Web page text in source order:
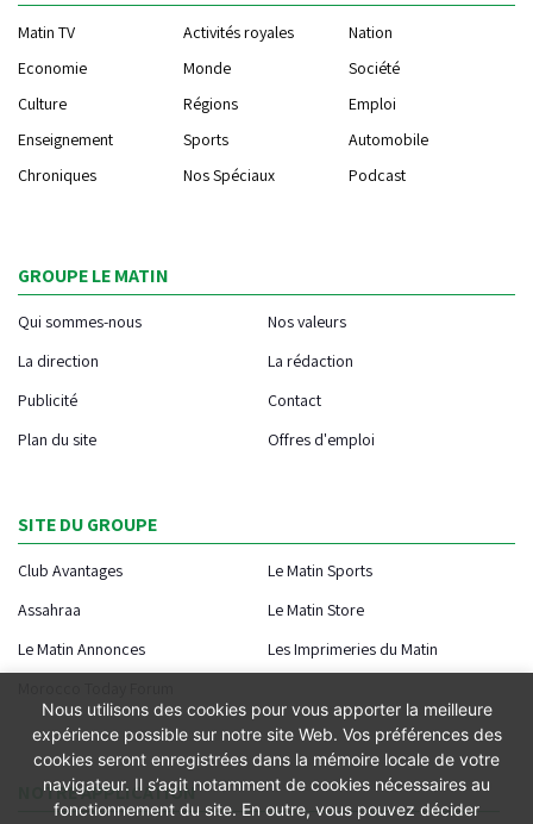
Matin TV Activités royales
Nation
Economie
Monde
Société
Culture
Régions
Emploi
Enseignement
Sports
Automobile
Chroniques
Nos Spéciaux Podcast
GROUPE LE MATIN
Qui sommes-nous
Nos valeurs
La direction
La rédaction
Publicité
Contact
Plan du site
Offres d'emploi
SITE DU GROUPE
Club Avantages
Le Matin Sports
Assahraa
Le Matin Store
Le Matin Annonces
Les Imprimeries du Matin
NOTRE APPLICATION
Nous utilisons des cookies pour vous apporter la meilleure
expérience possible sur notre site Web. Vos préférences des
cookies seront enregistrées dans la mémoire locale de votre
navigateur. Il s’agit notamment de cookies nécessaires au
fonctionnement du site. En outre, vous pouvez décider